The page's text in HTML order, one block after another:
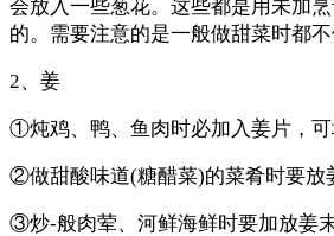
会放入一些葱花。这些都是用未加
的。需要注意的是一般做甜菜时都不
2、姜
①炖鸡、鸭、鱼肉时必加入姜片，可
②做甜酸味道(糖醋菜)的菜肴时要放
③炒-般肉荤、河鲜海鲜时要加放姜末